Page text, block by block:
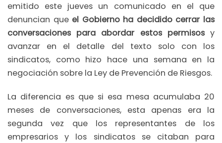
emitido este jueves un comunicado en el que
denuncian que el Gobierno ha decidido cerrar las
conversaciones para abordar estos permisos y
avanzar en el detalle del texto solo con los
sindicatos, como hizo hace una semana en la
negociación sobre la Ley de Prevención de Riesgos.
La diferencia es que si esa mesa acumulaba 20
meses de conversaciones, esta apenas era la
segunda vez que los representantes de los
empresarios y los sindicatos se citaban para